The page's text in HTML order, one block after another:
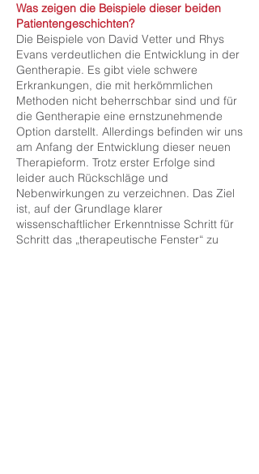
Was zeigen die Beispiele dieser beiden
Patientengeschichten?
Die Beispiele von David Vetter und Rhys
Evans verdeutlichen die Entwicklung in der
Gentherapie. Es gibt viele schwere
Erkrankungen, die mit herkömmlichen
Methoden nicht beherrschbar sind und für
die Gentherapie eine ernstzunehmende
Option darstellt. Allerdings befinden wir uns
am Anfang der Entwicklung dieser neuen
Therapieform. Trotz erster Erfolge sind
leider auch Rückschläge und
Nebenwirkungen zu verzeichnen. Das Ziel
ist, auf der Grundlage klarer
wissenschaftlicher Erkenntnisse Schritt für
Schritt das „therapeutische Fenster“ zu